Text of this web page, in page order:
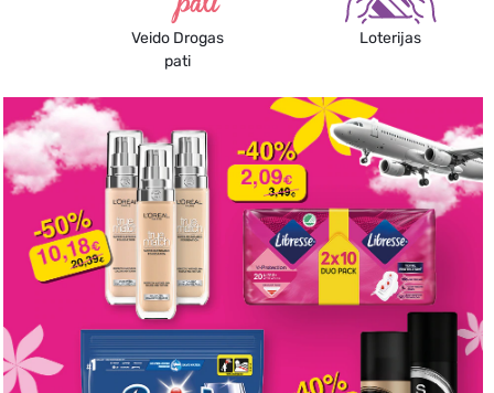
Veido Drogas
pati
Loterijas